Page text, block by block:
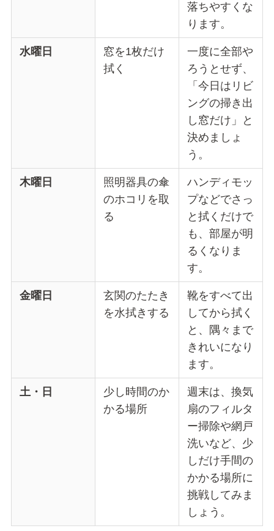
落ちやすくな
ります。
水曜日
窓を1枚だけ
拭く
一度に全部や
ろうとせず、
「今日はリビ
ングの掃き出
し窓だけ」と
決めましょ
う。
木曜日
照明器具の傘
のホコリを取
る
ハンディモッ
プなどでさっ
と拭くだけで
も、部屋が明
るくなりま
す。
金曜日
玄関のたたき
を水拭きする
靴をすべて出
してから拭く
と、隅々まで
きれいになり
ます。
土・日
少し時間のか
かる場所
週末は、換気
扇のフィルタ
ー掃除や網戸
洗いなど、少
しだけ手間の
かかる場所に
挑戦してみま
しょう。